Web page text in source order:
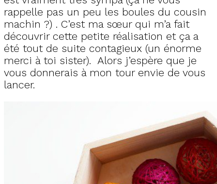
rappelle pas un peu les boules du cousin
machin ?) . C’est ma sœur qui m’a fait
découvrir cette petite réalisation et ça a
été tout de suite contagieux (un énorme
merci à toi sister). Alors j’espère que je
vous donnerais à mon tour envie de vous
lancer.